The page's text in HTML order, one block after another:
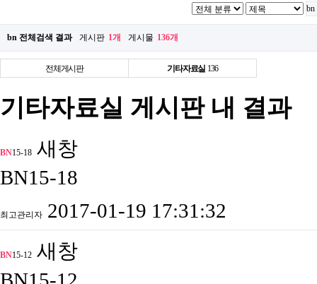
bn 전체검색 결과 게시판 1개 게시물 136개
전체게시판 기타자료실 136
기타자료실 게시판 내 결과
BN15-18 새창
BN15-18
최고관리자 2017-01-19 17:31:32
BN15-12 새창